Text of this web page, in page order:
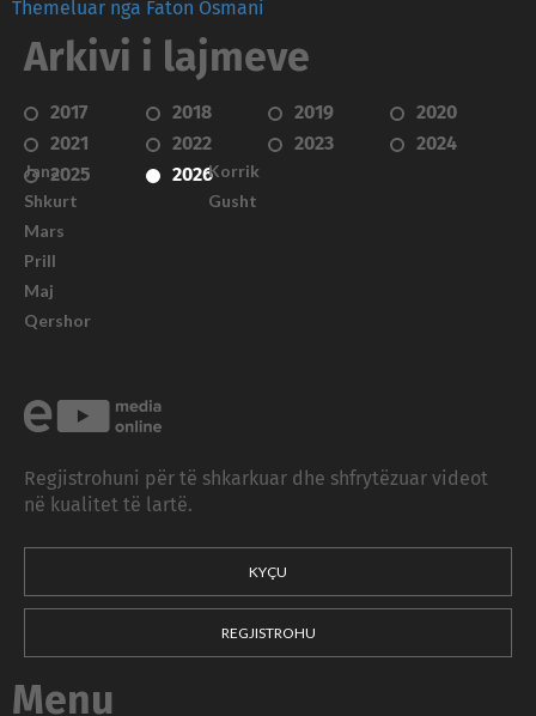
Themeluar nga Faton Osmani
Arkivi i lajmeve
2017 2018 2019
2020
2021
2022 2023
2024
2025
2026
Janar
Shkurt
Mars
Prill
Maj
Qershor
Korrik
Gusht
Regjistrohuni për të shkarkuar dhe shfrytëzuar videot
në kualitet të lartë.
KYÇU
REGJISTROHU
Menu